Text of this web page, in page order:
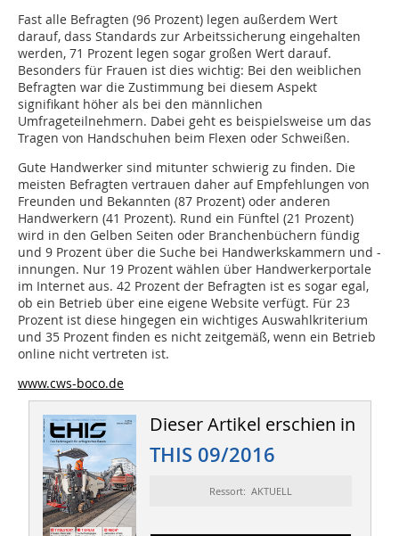
Fast alle Befragten (96 Prozent) legen außerdem Wert
darauf, dass Standards zur Arbeitssicherung eingehalten
werden, 71 Prozent legen sogar großen Wert darauf.
Besonders für Frauen ist dies wichtig: Bei den weiblichen
Befragten war die Zustimmung bei diesem Aspekt
signifikant höher als bei den männlichen
Umfrageteilnehmern. Dabei geht es beispielsweise um das
Tragen von Handschuhen beim Flexen oder Schweißen.
Gute Handwerker sind mitunter schwierig zu finden. Die
meisten Befragten vertrauen daher auf Empfehlungen von
Freunden und Bekannten (87 Prozent) oder anderen
Handwerkern (41 Prozent). Rund ein Fünftel (21 Prozent)
wird in den Gelben Seiten oder Branchenbüchern fündig
und 9 Prozent über die Suche bei Handwerkskammern und -
innungen. Nur 19 Prozent wählen über Handwerkerportale
im Internet aus. 42 Prozent der Befragten ist es sogar egal,
ob ein Betrieb über eine eigene Website verfügt. Für 23
Prozent ist diese hingegen ein wichtiges Auswahlkriterium
und 35 Prozent finden es nicht zeitgemäß, wenn ein Betrieb
online nicht vertreten ist.
www.cws-boco.de
Dieser Artikel erschien in
THIS 09/2016
Ressort: AKTUELL